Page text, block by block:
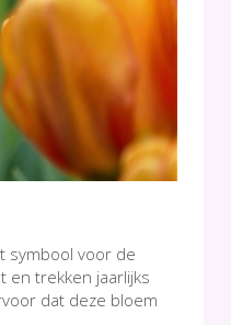
symbool voor de
en trekken jaarlijks
dat deze bloem